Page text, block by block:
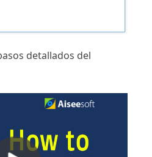
detallados del